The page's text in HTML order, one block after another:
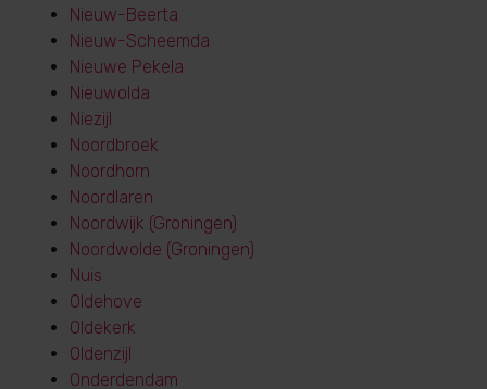
Nieuw-Beerta
Nieuw-Scheemda
Nieuwe Pekela
Nieuwolda
Niezijl
Noordbroek
Noordhorn
Noordlaren
Noordwijk (Groningen)
Noordwolde (Groningen)
Nuis
Oldehove
Oldekerk
Oldenzijl
Onderdendam